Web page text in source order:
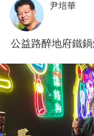
尹培華
公益路醉地府鐵